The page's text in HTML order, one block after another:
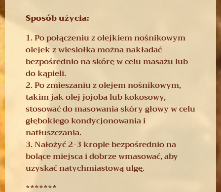
Sposób użycia:
1. Po połączeniu z olejkiem nośnikowym
olejek z wiesiołka można nakładać
bezpośrednio na skórę w celu masażu lub
do kąpieli.
2. Po zmieszaniu z olejem nośnikowym,
takim jak olej jojoba lub kokosowy,
stosować do masowania skóry głowy w celu
głębokiego kondycjonowania i
natłuszczania.
3. Nałożyć 2-3 krople bezpośrednio na
bolące miejsca i dobrze wmasować, aby
uzyskać natychmiastową ulgę.
*******